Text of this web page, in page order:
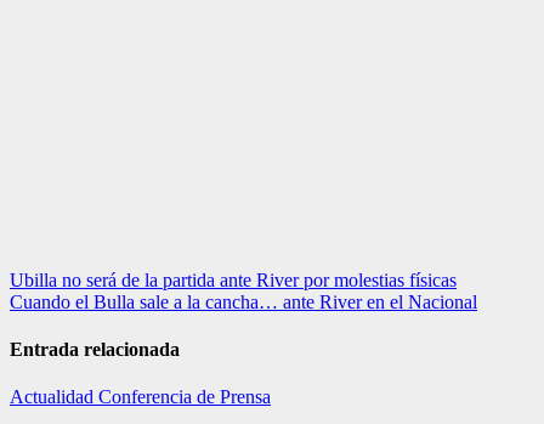
Navegación
de
entradas
Ubilla no será de la partida ante River por molestias físicas
Cuando el Bulla sale a la cancha… ante River en el Nacional
Entrada relacionada
Actualidad Conferencia de Prensa